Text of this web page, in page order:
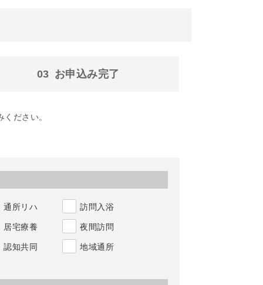
03 お申込み完了
ださい。
通所リハ 訪問入浴
居宅療養 夜間訪問
認知共同 地域通所